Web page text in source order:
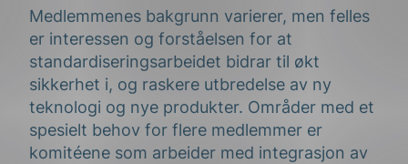
Medlemmenes bakgrunn varierer, men felles
er interessen og forståelsen for at
standardiseringsarbeidet bidrar til økt
sikkerhet i, og raskere utbredelse av ny
teknologi og nye produkter. Områder med et
spesielt behov for flere medlemmer er
komitéene som arbeider med integrasjon av